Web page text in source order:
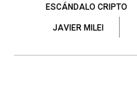
ESCÁNDALO CRIPTO
JAVIER MILEI